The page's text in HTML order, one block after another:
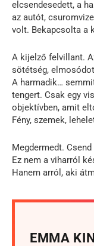
elcsendesedett, a
az autót,
volt. Bekapcsolta a
A kijelző felvillant.
sötétség,
A harmadik…
tengert. Csak egy
objektívben, amit
Fény, szemek,
Megdermedt.
Ez nem a viharról
Hanem arról, aki
EMMA